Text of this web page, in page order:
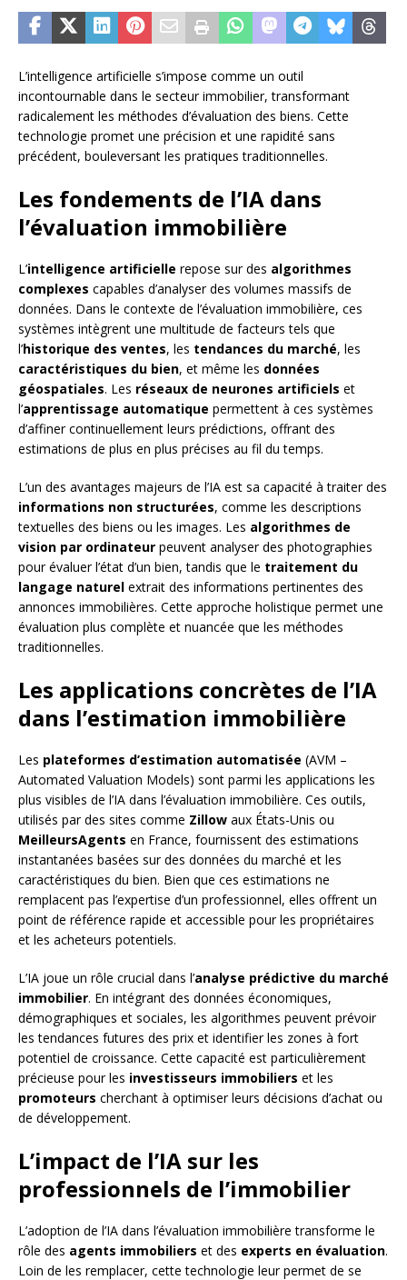
L’intelligence artificielle s’impose comme un outil
incontournable dans le secteur immobilier, transformant
radicalement les méthodes d’évaluation des biens. Cette
technologie promet une précision et une rapidité sans
précédent, bouleversant les pratiques traditionnelles.
Les fondements de l’IA dans
l’évaluation immobilière
L’intelligence artificielle repose sur des algorithmes
complexes capables d’analyser des volumes massifs de
données. Dans le contexte de l’évaluation immobilière, ces
systèmes intègrent une multitude de facteurs tels que
l’historique des ventes, les tendances du marché, les
caractéristiques du bien, et même les données
géospatiales. Les réseaux de neurones artificiels et
l’apprentissage automatique permettent à ces systèmes
d’affiner continuellement leurs prédictions, offrant des
estimations de plus en plus précises au fil du temps.
L’un des avantages majeurs de l’IA est sa capacité à traiter des
informations non structurées, comme les descriptions
textuelles des biens ou les images. Les algorithmes de
vision par ordinateur peuvent analyser des photographies
pour évaluer l’état d’un bien, tandis que le traitement du
langage naturel extrait des informations pertinentes des
annonces immobilières. Cette approche holistique permet une
évaluation plus complète et nuancée que les méthodes
traditionnelles.
Les applications concrètes de l’IA
dans l’estimation immobilière
Les plateformes d’estimation automatisée (AVM –
Automated Valuation Models) sont parmi les applications les
plus visibles de l’IA dans l’évaluation immobilière. Ces outils,
utilisés par des sites comme Zillow aux États-Unis ou
MeilleursAgents en France, fournissent des estimations
instantanées basées sur des données du marché et les
caractéristiques du bien. Bien que ces estimations ne
remplacent pas l’expertise d’un professionnel, elles offrent un
point de référence rapide et accessible pour les propriétaires
et les acheteurs potentiels.
L’IA joue un rôle crucial dans l’analyse prédictive du marché
immobilier. En intégrant des données économiques,
démographiques et sociales, les algorithmes peuvent prévoir
les tendances futures des prix et identifier les zones à fort
potentiel de croissance. Cette capacité est particulièrement
précieuse pour les investisseurs immobiliers et les
promoteurs cherchant à optimiser leurs décisions d’achat ou
de développement.
L’impact de l’IA sur les
professionnels de l’immobilier
L’adoption de l’IA dans l’évaluation immobilière transforme le
rôle des agents immobiliers et des experts en évaluation.
Loin de les remplacer, cette technologie leur permet de se